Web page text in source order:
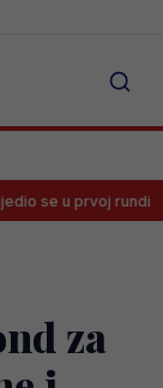
rundi
za